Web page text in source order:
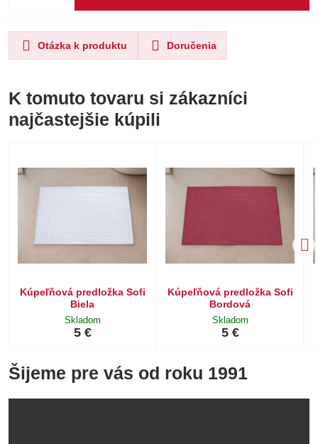
Otázka k produktu Doručenia
K tomuto tovaru si zákazníci
najčastejšie kúpili
Kúpeľňová predložka Sofi
Biela
Skladom
5 €
Kúpeľňová predložka Sofi
Bordová
Skladom
5 €
Šijeme pre vás od roku 1991